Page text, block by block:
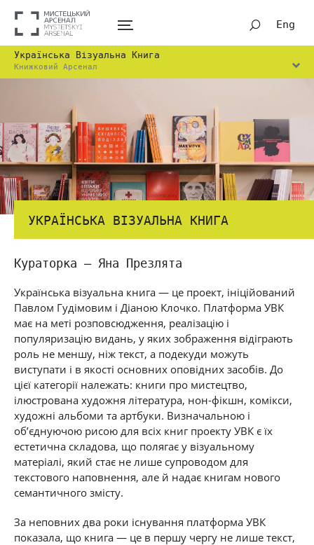
Eng
Українська Візуальна Книга
Книжковий Арсенал
УКРАЇНСЬКА ВІЗУАЛЬНА КНИГА
Кураторка – Яна Презлята
Українська візуальна книга — це проект, ініційований
Павлом Гудімовим і Діаною Клочко. Платформа УВК
має на меті розповсюдження, реалізацію і
популяризацію видань, у яких зображення відіграють
роль не меншу, ніж текст, а подекуди можуть
виступати і в якості основних оповідних засобів. До
цієї категорії належать: книги про мистецтво,
ілюстрована художня література, нон-фікшн, комікси,
художні альбоми та артбуки. Визначальною і
об’єднуючою рисою для всіх книг проекту УВК є їх
естетична складова, що полягає у візуальному
матеріалі, який стає не лише супроводом для
текстового наповнення, але й надає книгам нового
семантичного змісту.
За неповних два роки існування платформа УВК
показала, що книга — це в першу чергу не лише текст,